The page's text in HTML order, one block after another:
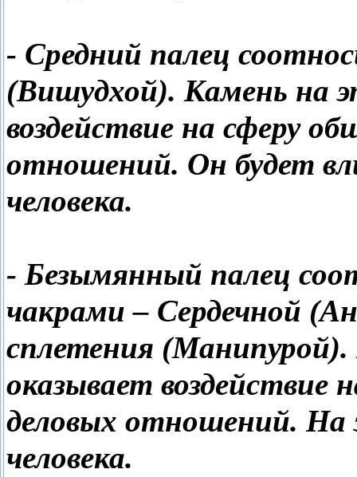
- Средний палец
(Вишудхой). Камень на
воздействие на сферу
отношений. Он будет
человека.
- Безымянный палец
чакрами – Сердечной
сплетения
оказывает воздействие
деловых отношений. На
человека.